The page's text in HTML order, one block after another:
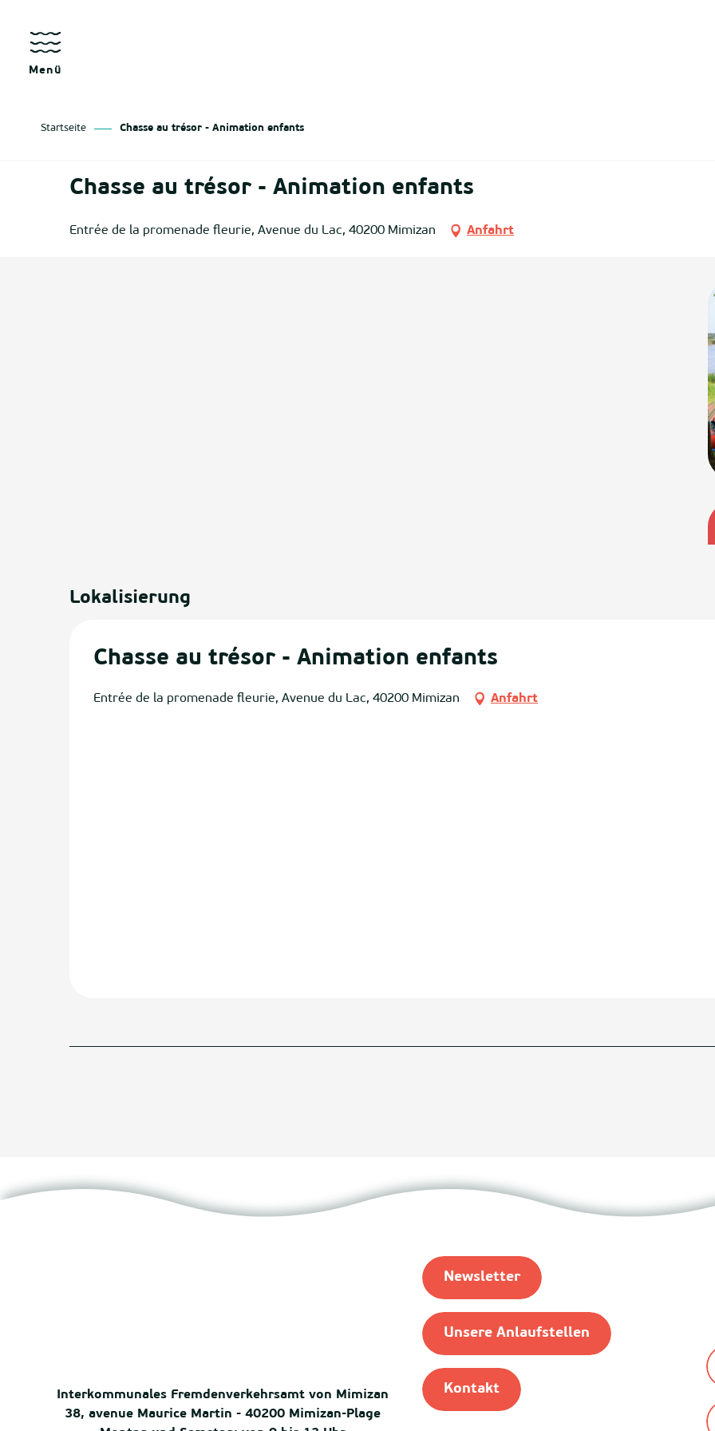
contenu
principal
Menü
Startseite Chasse au trésor - Animation enfants
Chasse au trésor - Animation enfants
Entrée de la promenade fleurie, Avenue du Lac, 40200 Mimizan Anfahrt
Lokalisierung
Chasse au trésor - Animation enfants
Entrée de la promenade fleurie, Avenue du Lac, 40200 Mimizan Anfahrt
Interkommunales Fremdenverkehrsamt von Mimizan
38, avenue Maurice Martin - 40200 Mimizan-Plage
Newsletter
Unsere Anlaufstellen
Kontakt